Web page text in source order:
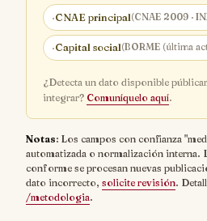
·CNAE principal(CNAE 2009 ·
·Capital social(BORME (última
¿Detecta un dato disponible
integrar? Comuníquelo aquí.
Notas: Los campos con confianza
automatizada o normalización interna.
conforme se procesan nuevas
dato incorrecto, solicite revisión.
/metodologia.